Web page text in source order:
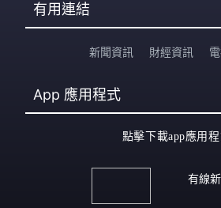
有用連結
新聞資訊 財經資訊
App 應用程式
點擊下載app應用
有線